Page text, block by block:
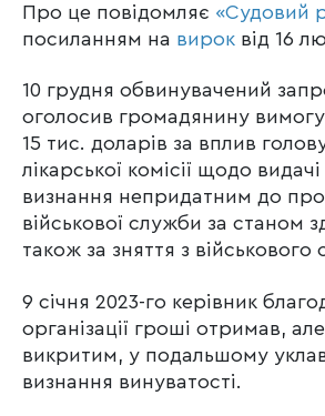
Про це повідомляє «Судовий
посиланням на вирок від 16
10 грудня обвинувачений
оголосив громадянину
15 тис. доларів за вплив
лікарської комісії щодо
визнання непридатним до
військової служби за станом
також за зняття з військового
9 січня 2023-го керівник
організації гроші отримав,
викритим, у подальшому
визнання винуватості.